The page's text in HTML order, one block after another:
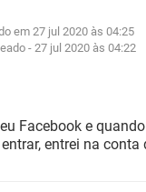
GMAIL
EXCEL
WHATSAPP
GMAIL
EXCEL
em 27 jul 2020 às 04:25
-27 jul 2020 às 04:22
Facebook e
entrei na